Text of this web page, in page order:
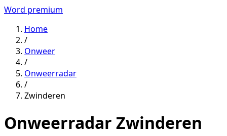
Word premium
Home
/
Onweer
/
Onweerradar
/
Zwinderen
Onweerradar Zwinderen